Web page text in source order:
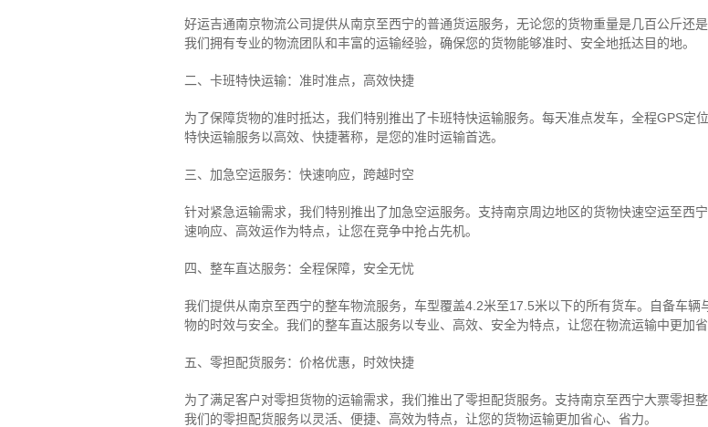
好运吉通南京物流公司提供从南京至西宁的普通货运服务，无论您的货物重量是几百公斤还
我们拥有专业的物流团队和丰富的运输经验，确保您的货物能够准时、安全地抵达目的地。
二、卡班特快运输：准时准点，高效快捷
为了保障货物的准时抵达，我们特别推出了卡班特快运输服务。每天准点发车，全程GPS定
特快运输服务以高效、快捷著称，是您的准时运输首选。
三、加急空运服务：快速响应，跨越时空
针对紧急运输需求，我们特别推出了加急空运服务。支持南京周边地区的货物快速空运至西
速响应、高效运作为特点，让您在竞争中抢占先机。
四、整车直达服务：全程保障，安全无忧
我们提供从南京至西宁的整车物流服务，车型覆盖4.2米至17.5米以下的所有货车。自备车
物的时效与安全。我们的整车直达服务以专业、高效、安全为特点，让您在物流运输中更加省
五、零担配货服务：价格优惠，时效快捷
为了满足客户对零担货物的运输需求，我们推出了零担配货服务。支持南京至西宁大票零担
我们的零担配货服务以灵活、便捷、高效为特点，让您的货物运输更加省心、省力。